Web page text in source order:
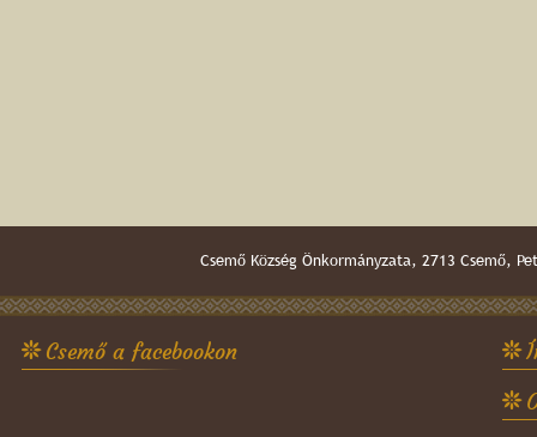
Csemő Község Önkormányzata, 2713
Csemő a facebookon